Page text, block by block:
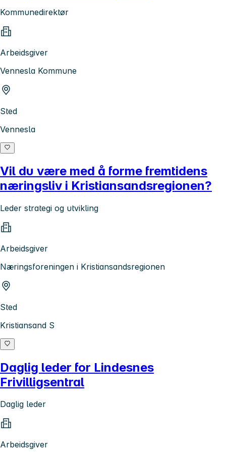
Kommunedirektør
Arbeidsgiver
Vennesla Kommune
Sted
Vennesla
Vil du være med å forme fremtidens
næringsliv i Kristiansandsregionen?
Leder strategi og utvikling
Arbeidsgiver
Næringsforeningen i Kristiansandsregionen
Sted
Kristiansand S
Daglig leder for Lindesnes
Frivilligsentral
Daglig leder
Arbeidsgiver